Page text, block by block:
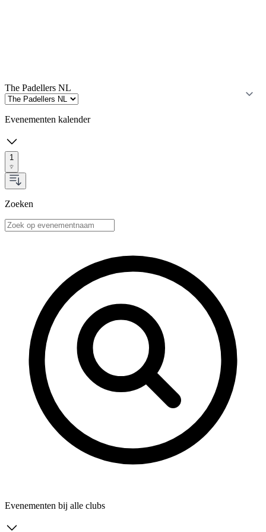
The Padellers NL
Evenementen kalender
1
Zoeken
Evenementen bij alle clubs